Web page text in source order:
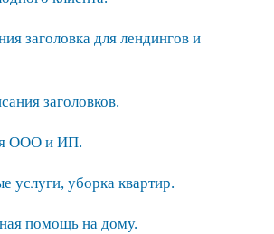
заголовка для лендингов и
заголовков.
ООО и ИП.
услуги, уборка квартир.
помощь на дому.